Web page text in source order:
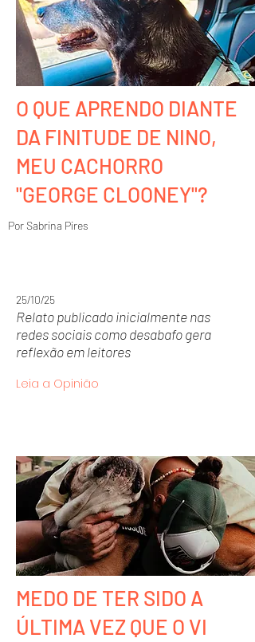
O QUE APRENDO DIANTE
DA FINITUDE DE NINO,
MEU CACHORRO
"GEORGE CLOONEY"?
Por Sabrina Pires
25/10/25
Relato publicado inicialmente nas
redes sociais como desabafo gera
reflexão em leitores
Leia a Opinião
MEDO DE TER SIDO A
ÚLTIMA VEZ QUE O VI